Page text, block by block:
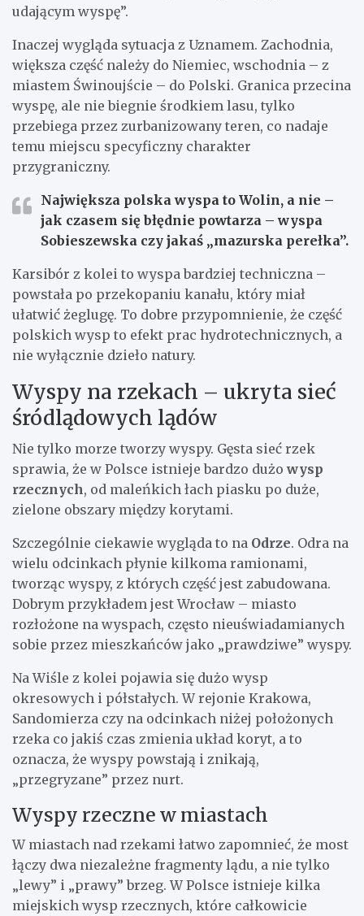
udającym wyspę”.
Inaczej wygląda sytuacja z Uznamem. Zachodnia,
większa część należy do Niemiec, wschodnia – z
miastem Świnoujście – do Polski. Granica przecina
wyspę, ale nie biegnie środkiem lasu, tylko
przebiega przez zurbanizowany teren, co nadaje
temu miejscu specyficzny charakter
przygraniczny.
Największa polska wyspa to Wolin, a nie –
jak czasem się błędnie powtarza – wyspa
Sobieszewska czy jakaś „mazurska perełka”.
Karsibór z kolei to wyspa bardziej techniczna –
powstała po przekopaniu kanału, który miał
ułatwić żeglugę. To dobre przypomnienie, że część
polskich wysp to efekt prac hydrotechnicznych, a
nie wyłącznie dzieło natury.
Wyspy na rzekach – ukryta sieć
śródlądowych lądów
Nie tylko morze tworzy wyspy. Gęsta sieć rzek
sprawia, że w Polsce istnieje bardzo dużowysp
rzecznych, od maleńkich łach piasku po duże,
zielone obszary między korytami.
Szczególnie ciekawie wygląda to na Odrze. Odra na
wielu odcinkach płynie kilkoma ramionami,
tworząc wyspy, z których część jest zabudowana.
Dobrym przykładem jest Wrocław – miasto
rozłożone na wyspach, często nieuświadamianych
sobie przez mieszkańców jako „prawdziwe” wyspy.
Na Wiśle z kolei pojawia się dużo wysp
okresowych i półstałych. W rejonie Krakowa,
Sandomierza czy na odcinkach niżej położonych
rzeka co jakiś czas zmienia układ koryt, a to
oznacza, że wyspy powstają i znikają,
„przegryzane” przez nurt.
Wyspy rzeczne w miastach
W miastach nad rzekami łatwo zapomnieć, że most
łączy dwa niezależne fragmenty lądu, a nie tylko
„lewy” i „prawy” brzeg. W Polsce istnieje kilka
miejskich wysp rzecznych, które całkowicie